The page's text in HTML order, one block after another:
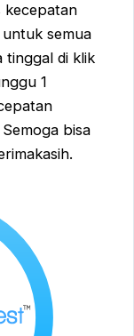
kecepatan
semua
tinggal di klik
1
bisa